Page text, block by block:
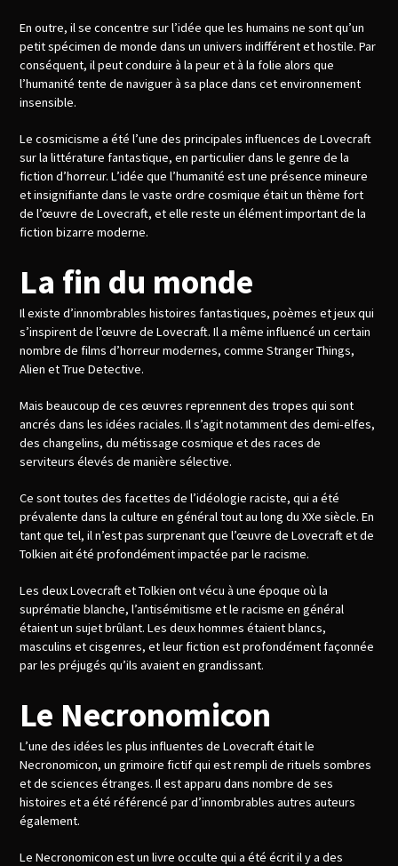
En outre, il se concentre sur l’idée que les humains ne sont qu’un
petit spécimen de monde dans un univers indifférent et hostile. Par
conséquent, il peut conduire à la peur et à la folie alors que
l’humanité tente de naviguer à sa place dans cet environnement
insensible.
Le cosmicisme a été l’une des principales influences de Lovecraft
sur la littérature fantastique, en particulier dans le genre de la
fiction d’horreur. L’idée que l’humanité est une présence mineure
et insignifiante dans le vaste ordre cosmique était un thème fort
de l’œuvre de Lovecraft, et elle reste un élément important de la
fiction bizarre moderne.
La fin du monde
Il existe d’innombrables histoires fantastiques, poèmes et jeux qui
s’inspirent de l’œuvre de Lovecraft. Il a même influencé un certain
nombre de films d’horreur modernes, comme Stranger Things,
Alien et True Detective.
Mais beaucoup de ces œuvres reprennent des tropes qui sont
ancrés dans les idées raciales. Il s’agit notamment des demi-elfes,
des changelins, du métissage cosmique et des races de
serviteurs élevés de manière sélective.
Ce sont toutes des facettes de l’idéologie raciste, qui a été
prévalente dans la culture en général tout au long du XXe siècle. En
tant que tel, il n’est pas surprenant que l’œuvre de Lovecraft et de
Tolkien ait été profondément impactée par le racisme.
Les deux Lovecraft et Tolkien ont vécu à une époque où la
suprématie blanche, l’antisémitisme et le racisme en général
étaient un sujet brûlant. Les deux hommes étaient blancs,
masculins et cisgenres, et leur fiction est profondément façonnée
par les préjugés qu’ils avaient en grandissant.
Le Necronomicon
L’une des idées les plus influentes de Lovecraft était le
Necronomicon, un grimoire fictif qui est rempli de rituels sombres
et de sciences étranges. Il est apparu dans nombre de ses
histoires et a été référencé par d’innombrables autres auteurs
également.
Le Necronomicon est un livre occulte qui a été écrit il y a des